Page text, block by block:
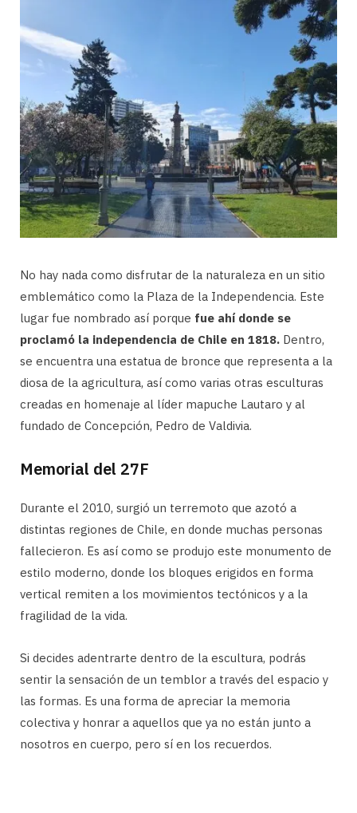
No hay nada como disfrutar de la naturaleza en un sitio
emblemático como la Plaza de la Independencia. Este
lugar fue nombrado así porque fue ahí donde se
proclamó la independencia de Chile en 1818. Dentro,
se encuentra una estatua de bronce que representa a la
diosa de la agricultura, así como varias otras esculturas
creadas en homenaje al líder mapuche Lautaro y al
fundado de Concepción, Pedro de Valdivia.
Memorial del 27F
Durante el 2010, surgió un terremoto que azotó a
distintas regiones de Chile, en donde muchas personas
fallecieron. Es así como se produjo este monumento de
estilo moderno, donde los bloques erigidos en forma
vertical remiten a los movimientos tectónicos y a la
fragilidad de la vida.
Si decides adentrarte dentro de la escultura, podrás
sentir la sensación de un temblor a través del espacio y
las formas. Es una forma de apreciar la memoria
colectiva y honrar a aquellos que ya no están junto a
nosotros en cuerpo, pero sí en los recuerdos.